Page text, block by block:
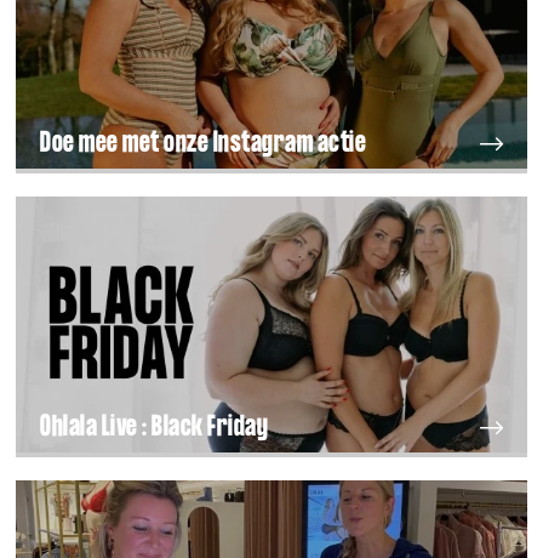
Doe mee met onze Instagram actie
Ohlala Live : Black Friday